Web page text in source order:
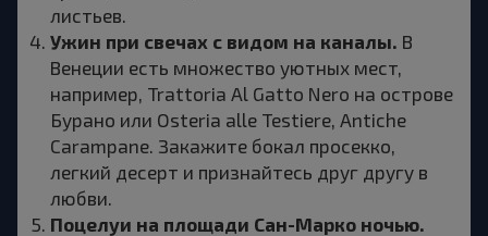
листьев.
Ужин при свечах с видом на каналы. В
Венеции есть множество уютных мест,
например, Trattoria Al Gatto Nero на острове
Бурано или Osteria alle Testiere, Antiche
Carampane. Закажите бокал просекко,
легкий десерт и признайтесь друг другу в
любви.
Поцелуи на площади Сан-Марко ночью.